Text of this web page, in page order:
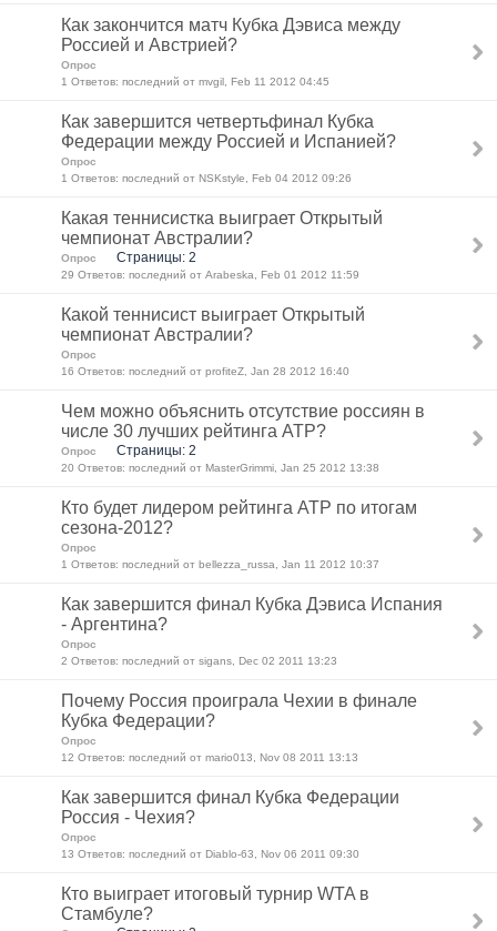
Как закончится матч Кубка Дэвиса между
Россией и Австрией?
Опрос
1 Ответов: последний от mvgil, Feb 11 2012 04:45
Как завершится четвертьфинал Кубка
Федерации между Россией и Испанией?
Опрос
1 Ответов: последний от NSKstyle, Feb 04 2012 09:26
Какая теннисистка выиграет Открытый
чемпионат Австралии?
Опрос Страницы: 2
29 Ответов: последний от Arabeska, Feb 01 2012 11:59
Какой теннисист выиграет Открытый
чемпионат Австралии?
Опрос
16 Ответов: последний от profiteZ, Jan 28 2012 16:40
Чем можно объяснить отсутствие россиян в
числе 30 лучших рейтинга АТР?
Опрос Страницы: 2
20 Ответов: последний от MasterGrimmi, Jan 25 2012 13:38
Кто будет лидером рейтинга ATP по итогам
сезона-2012?
Опрос
1 Ответов: последний от bellezza_russa, Jan 11 2012 10:37
Как завершится финал Кубка Дэвиса Испания
- Аргентина?
Опрос
2 Ответов: последний от sigans, Dec 02 2011 13:23
Почему Россия проиграла Чехии в финале
Кубка Федерации?
Опрос
12 Ответов: последний от mario013, Nov 08 2011 13:13
Как завершится финал Кубка Федерации
Россия - Чехия?
Опрос
13 Ответов: последний от Diablo-63, Nov 06 2011 09:30
Кто выиграет итоговый турнир WTA в
Стамбуле?